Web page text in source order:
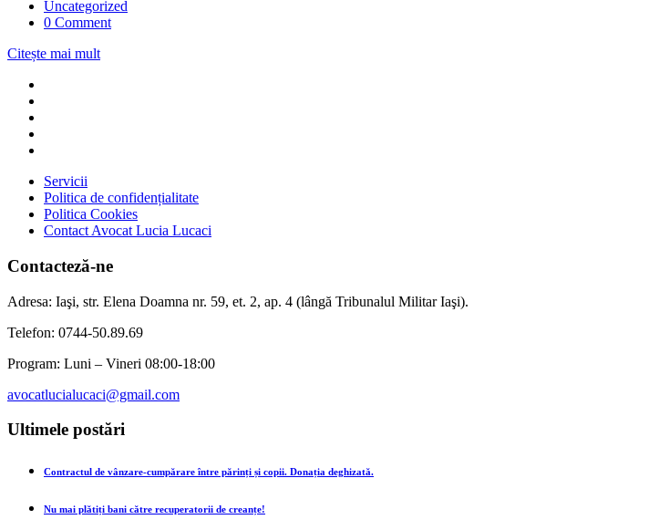
Uncategorized
0 Comment
Citește mai mult
Servicii
Politica de confidențialitate
Politica Cookies
Contact Avocat Lucia Lucaci
Contacteză-ne
Adresa: Iaşi, str. Elena Doamna nr. 59, et. 2, ap. 4 (lângă Tribunalul Militar Iaşi).
Telefon: 0744-50.89.69
Program: Luni – Vineri 08:00-18:00
avocatlucialucaci@gmail.com
Ultimele postări
Contractul de vânzare-cumpărare între părinți și copii. Donația deghizată.
Nu mai plătiți bani către recuperatorii de creanțe!